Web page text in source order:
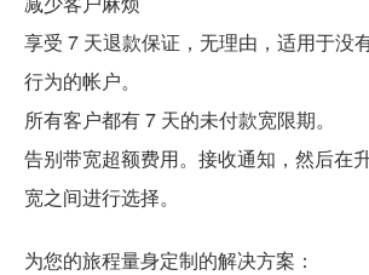
享受 7 天退款保证，无理由，适用于没
行为的帐户。
所有客户都有 7 天的未付款宽限期。
告别带宽超额费用。接收通知，然后在
宽之间进行选择。
为您的旅程量身定制的解决方案：